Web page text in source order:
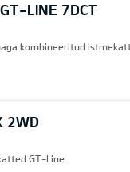
LINE 7DCT
kombineeritud
2WD
GT-Line